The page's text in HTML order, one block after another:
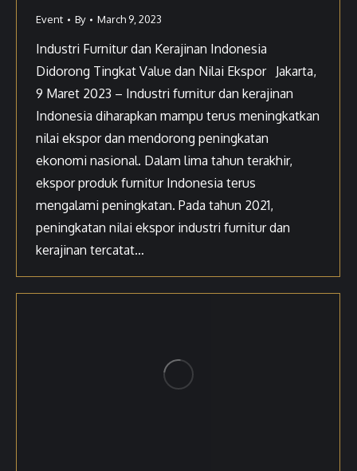
Event By March 9, 2023
Industri Furnitur dan Kerajinan Indonesia
Didorong Tingkat Value dan Nilai Ekspor Jakarta,
9 Maret 2023 – Industri furnitur dan kerajinan
Indonesia diharapkan mampu terus meningkatkan
nilai ekspor dan mendorong peningkatan
ekonomi nasional. Dalam lima tahun terakhir,
ekspor produk furnitur Indonesia terus
mengalami peningkatan. Pada tahun 2021,
peningkatan nilai ekspor industri furnitur dan
kerajinan tercatat…